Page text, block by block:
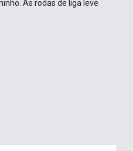
As rodas de liga leve